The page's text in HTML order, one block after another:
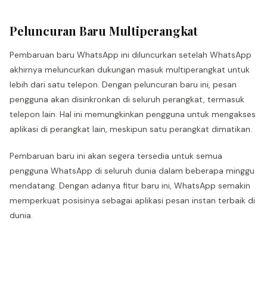
Peluncuran Baru Multiperangkat
Pembaruan baru WhatsApp ini diluncurkan setelah WhatsApp
akhirnya meluncurkan dukungan masuk multiperangkat untuk
lebih dari satu telepon. Dengan peluncuran baru ini, pesan
pengguna akan disinkronkan di seluruh perangkat, termasuk
telepon lain. Hal ini memungkinkan pengguna untuk mengakses
aplikasi di perangkat lain, meskipun satu perangkat dimatikan.
Pembaruan baru ini akan segera tersedia untuk semua
pengguna WhatsApp di seluruh dunia dalam beberapa minggu
mendatang. Dengan adanya fitur baru ini, WhatsApp semakin
memperkuat posisinya sebagai aplikasi pesan instan terbaik di
dunia.